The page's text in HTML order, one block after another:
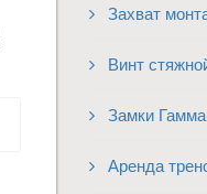
Захват
Винт
Замки
Аренда